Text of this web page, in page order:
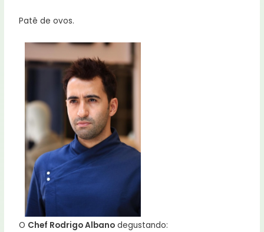
Patê de ovos.
O Chef Rodrigo Albano degustando: